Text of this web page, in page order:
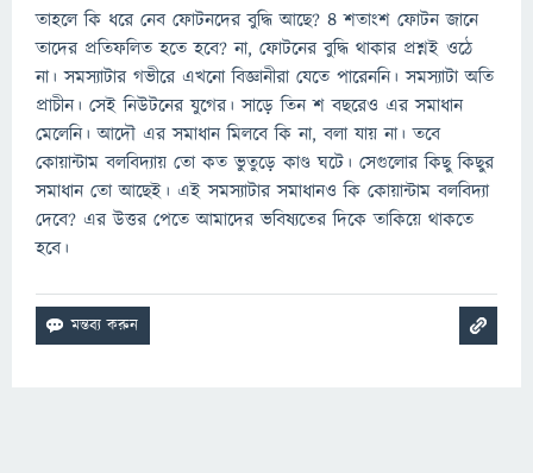
তাহলে কি ধরে নেব ফোটনদের বুদ্ধি আছে? ৪ শতাংশ ফোটন জানে
তাদের প্রতিফলিত হতে হবে? না, ফোটনের বুদ্ধি থাকার প্রশ্নই ওঠে
না। সমস্যাটার গভীরে এখনো বিজ্ঞানীরা যেতে পারেননি। সমস্যাটা অতি
প্রাচীন। সেই নিউটনের যুগের। সাড়ে তিন শ বছরেও এর সমাধান
মেলেনি। আদৌ এর সমাধান মিলবে কি না, বলা যায় না। তবে
কোয়ান্টাম বলবিদ্যায় তো কত ভুতুড়ে কাণ্ড ঘটে। সেগুলোর কিছু কিছুর
সমাধান তো আছেই। এই সমস্যাটার সমাধানও কি কোয়ান্টাম বলবিদ্যা
দেবে? এর উত্তর পেতে আমাদের ভবিষ্যতের দিকে তাকিয়ে থাকতে
হবে।